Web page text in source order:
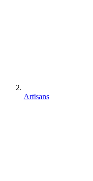
Artisans